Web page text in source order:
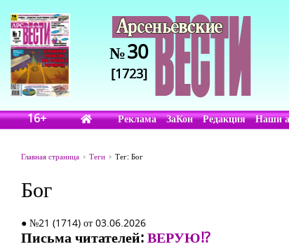
№30
[1723]
16+ Реклама ЗаКон Редакция Наши
Главная страница Теги Тег: Бог
Бог
● №21 (1714) от 03.06.2026
Письма читателей:ВЕРУЮ!?